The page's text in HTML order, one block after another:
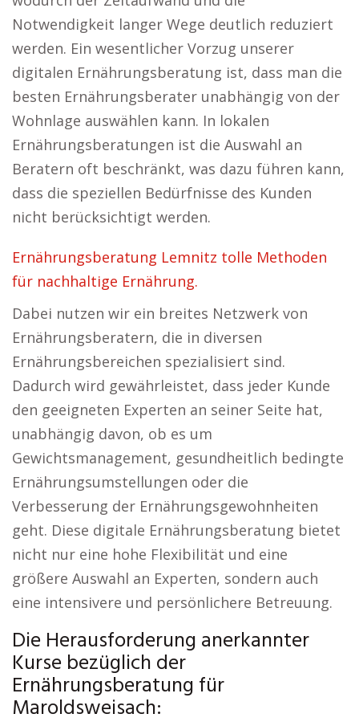
Notwendigkeit langer Wege deutlich reduziert
werden. Ein wesentlicher Vorzug unserer
digitalen Ernährungsberatung ist, dass man die
besten Ernährungsberater unabhängig von der
Wohnlage auswählen kann. In lokalen
Ernährungsberatungen ist die Auswahl an
Beratern oft beschränkt, was dazu führen kann,
dass die speziellen Bedürfnisse des Kunden
nicht berücksichtigt werden.
Ernährungsberatung Lemnitz tolle Methoden
für nachhaltige Ernährung.
Dabei nutzen wir ein breites Netzwerk von
Ernährungsberatern, die in diversen
Ernährungsbereichen spezialisiert sind.
Dadurch wird gewährleistet, dass jeder Kunde
den geeigneten Experten an seiner Seite hat,
unabhängig davon, ob es um
Gewichtsmanagement, gesundheitlich bedingte
Ernährungsumstellungen oder die
Verbesserung der Ernährungsgewohnheiten
geht. Diese digitale Ernährungsberatung bietet
nicht nur eine hohe Flexibilität und eine
größere Auswahl an Experten, sondern auch
eine intensivere und persönlichere Betreuung.
Die Herausforderung anerkannter
Kurse bezüglich der
Ernährungsberatung für
Maroldsweisach: